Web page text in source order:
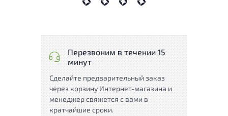
Перезвоним в течении 15
минут
Сделайте предварительный заказ
через корзину Интернет-магазина и
менеджер свяжется с вами в
кратчайшие сроки.